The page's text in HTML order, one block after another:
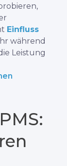
Einfluss
während
Leistung